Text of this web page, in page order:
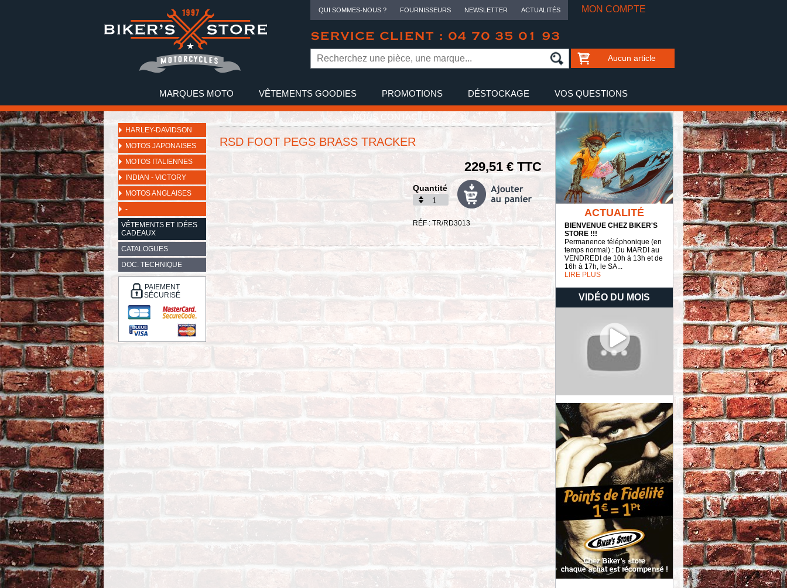
QUI SOMMES-NOUS ? FOURNISSEURS NEWSLETTER ACTUALITÉS MON COMPTE
SERVICE CLIENT : 04 70 35 01 93
Aucun article
MARQUES MOTO VÊTEMENTS GOODIES PROMOTIONS DÉSTOCKAGE VOS QUESTIONS
NOUS CONTACTER
HARLEY-DAVIDSON
MOTOS JAPONAISES
MOTOS ITALIENNES
INDIAN - VICTORY
MOTOS ANGLAISES
-
VÊTEMENTS ET IDÉES
CADEAUX
CATALOGUES
DOC. TECHNIQUE
PAIEMENT
SÉCURISÉ
RSD FOOT PEGS BRASS TRACKER
229,51 € TTC
Quantité
RÉF : TR/RD3013
ACTUALITÉ
BIENVENUE CHEZ BIKER'S
STORE !!!
Permanence téléphonique (en
temps normal) : Du MARDI au
VENDREDI de 10h à 13h et de
16h à 17h, le SA...
LIRE PLUS
VIDÉO DU MOIS